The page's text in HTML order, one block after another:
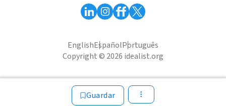
Guardar
EnglishEspañolPortuguês
Copyright © 2026 idealist.org